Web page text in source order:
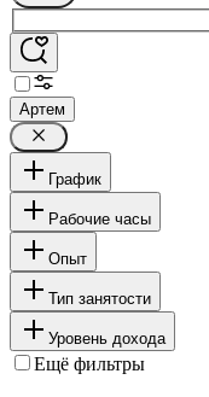
Артем
График
Рабочие часы
Опыт
Тип занятости
Уровень дохода
Ещё фильтры